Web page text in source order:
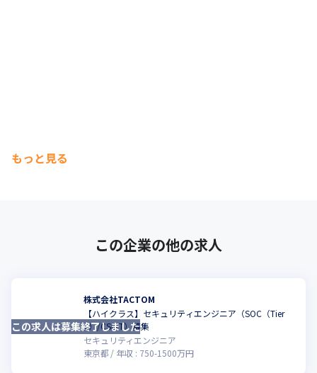
もっと見る
この企業の他の求人
株式会社TACTOM
【ハイクラス】セキュリティエンジニア（SOC（Tier
2）/CSIRT）募集
セキュリティエンジニア
東京都
年収 : 750-1500万円
この求人は募集終了しました